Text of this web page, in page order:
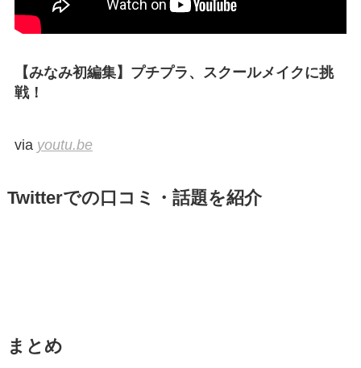
【みなみ初編集】プチプラ、スクールメイクに挑
戦！
via youtu.be
Twitterでの口コミ・話題を紹介
まとめ